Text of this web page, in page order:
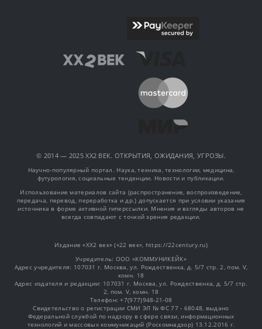
© 2014 — 2025 XX2 ВЕК. ОТКРЫТИЯ, ОЖИДАНИЯ, УГРОЗЫ.
Научно-популярный портал. Наука, техника, технологии, медицина,
футурология, социальные тенденции. Новости и публикации.
Использование материалов сайта (распространение, воспроизведение,
передача, перевод, переработка и др.) допускается при условии указания
источника в форме активной гиперссылки. Мнения и взгляды авторов не
всегда совпадают с точкой зрения редакции.
Издание «XX2 век» («22 век», https://22century.ru)
Учредитель: OOO «КОММУНИКЕЙК»
Адрес учредителя: 107031 г. Москва, ул. Рождественка, д. 5/7 стр. 2, пом. V,
комн. 18
Адрес издателя и редакции: 107031 г. Москва, ул. Рождественка, д. 5/7 стр.
2, пом. V, комн. 18
Телефон: +7(977)948-21-08
Свидетельство о регистрации СМИ ЭЛ № ФС 77 - 68048, выдано
Федеральной службой по надзору в сфере связи, информационных
технологий и массовых коммуникаций (Роскомнадзор) 13.12.2016 г.